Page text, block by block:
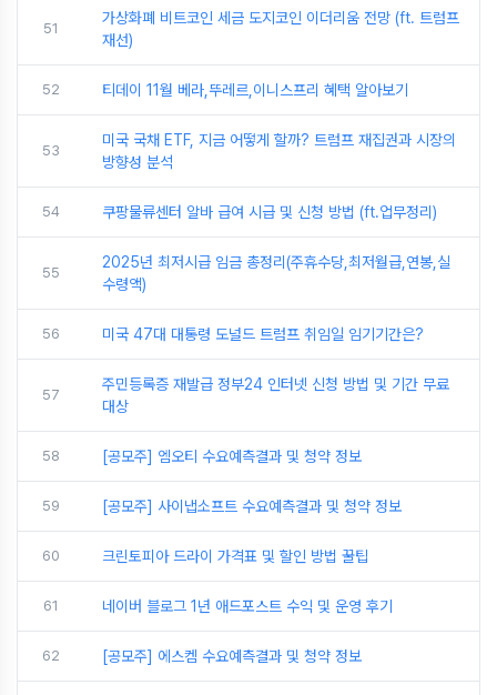
51
가상화폐 비트코인 세금 도지코인 이더리움 전망 (ft. 트럼프
재선)
52 티데이 11월 베라,뚜레르,이니스프리 혜택 알아보기
53
미국 국채 ETF, 지금 어떻게 할까? 트럼프 재집권과 시장의
방향성 분석
54 쿠팡물류센터 알바 급여 시급 및 신청 방법 (ft.업무정리)
55
2025년 최저시급 임금 총정리(주휴수당,최저월급,연봉,실
수령액)
56 미국 47대 대통령 도널드 트럼프 취임일 임기기간은?
57
주민등록증 재발급 정부24 인터넷 신청 방법 및 기간 무료
대상
58 [공모주] 엠오티 수요예측결과 및 청약 정보
59 [공모주] 사이냅소프트 수요예측결과 및 청약 정보
60 크린토피아 드라이 가격표 및 할인 방법 꿀팁
61 네이버 블로그 1년 애드포스트 수익 및 운영 후기
62 [공모주] 에스켐 수요예측결과 및 청약 정보